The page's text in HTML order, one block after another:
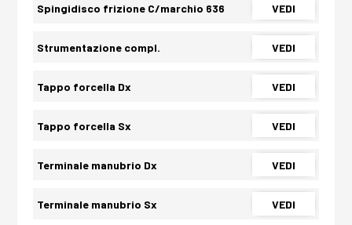
Spingidisco frizione C/marchio 636 VEDI
Strumentazione compl. VEDI
Tappo forcella Dx VEDI
Tappo forcella Sx VEDI
Terminale manubrio Dx VEDI
Terminale manubrio Sx VEDI